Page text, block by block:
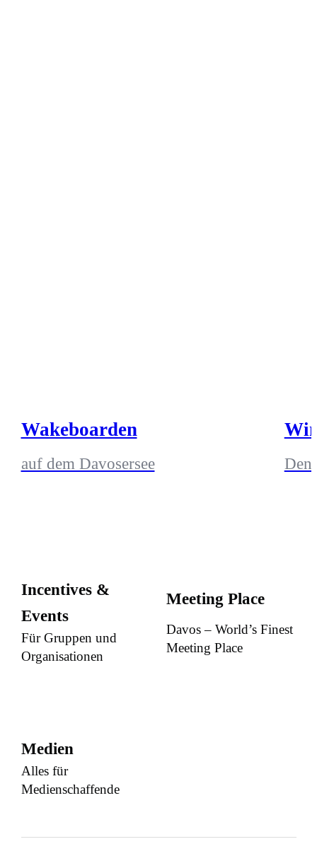
Wakeboarden
auf dem Davosersee Den
Incentives &
Events
Für Gruppen und
Organisationen
Meeting Place
Davos – World’s Finest
Meeting Place
Medien
Alles für
Medienschaffende